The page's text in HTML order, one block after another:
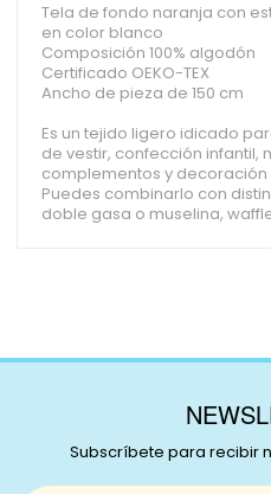
Tela de fondo naranja con
en color blanco
Composición 100% algodón
Certificado OEKO-TEX
Ancho de pieza de 150 cm
Es un tejido ligero idicado
de vestir, confección infantil,
complementos y decoración
Puedes combinarlo con
doble gasa o muselina,
Subscríbete para recibir